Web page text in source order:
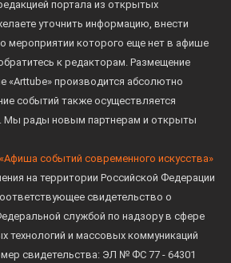
портала из открытых
уточнить информацию, внести
мероприятии которого еще нет в афише
к редакторам. Размещение
«Arttube» производится абсолютно
событий также осуществляется
Мы рады новым партнерам и открыты
«Афиша событий современного искусства»
на территории Российской Федерации
свидетельство о
службой по надзору в сфере
технологий и массовых коммуникаций
свидетельства: ЭЛ № ФС 77 - 64301